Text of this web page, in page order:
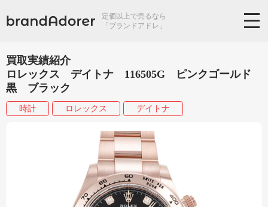
定価以上で売るなら
「ブランドアドレ」
買取実績紹介
ロレックス デイトナ 116505G ピンクゴールド
黒 ブラック
時計 ロレックス デイトナ